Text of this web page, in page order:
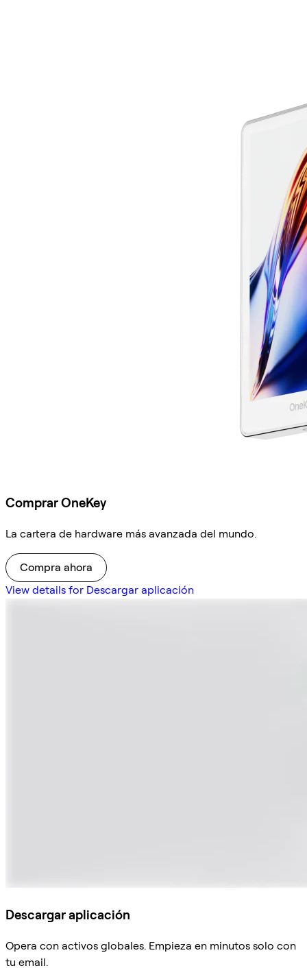
Comprar OneKey
La cartera de hardware más avanzada del mundo.
Compra ahora
View details for Descargar aplicación
Descargar aplicación
Opera con activos globales. Empieza en minutos solo con
tu email.